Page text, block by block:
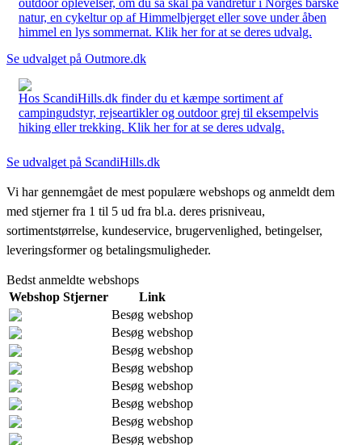
natur, en cykeltur op af Himmelbjerget eller sove under åben
himmel en lys sommernat. Klik her for at se deres udvalg.
Se udvalget på Outmore.dk
Hos ScandiHills.dk finder du et kæmpe sortiment af
campingudstyr, rejseartikler og outdoor grej til eksempelvis
hiking eller trekking. Klik her for at se deres udvalg.
Se udvalget på ScandiHills.dk
Vi har gennemgået de mest populære webshops og anmeldt dem
med stjerner fra 1 til 5 ud fra bl.a. deres prisniveau,
sortimentstørrelse, kundeservice, brugervenlighed, betingelser,
leveringsformer og betalingsmuligheder.
Bedst anmeldte webshops
Webshop Stjerner
Link
Besøg webshop
Besøg webshop
Besøg webshop
Besøg webshop
Besøg webshop
Besøg webshop
Besøg webshop
Besøg webshop